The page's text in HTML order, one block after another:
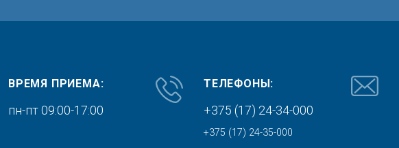
ВРЕМЯ ПРИЕМА:
пн-пт 09:00-17:00
ТЕЛЕФОНЫ:
+375 (17) 24-34-000
+375 (17) 24-35-000